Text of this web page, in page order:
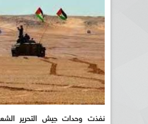
نفذت وحدات جيش التحرير